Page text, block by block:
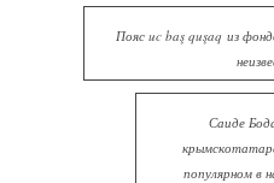
Пояс uc baş quşaq из
Саиде
популярном в